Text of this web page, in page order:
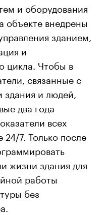
и оборудования
объекте внедрены
зданием,
и
цикла. Чтобы в
связанные с
и людей,
два года
всех
7. Только после
жизни здания для
работы
без